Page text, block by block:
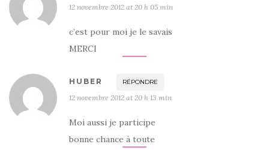
12 novembre 2012 at 20 h 05 min
c’est pour moi je le savais
MERCI
HUBER RÉPONDRE
12 novembre 2012 at 20 h 13 min
Moi aussi je participe
bonne chance à toute